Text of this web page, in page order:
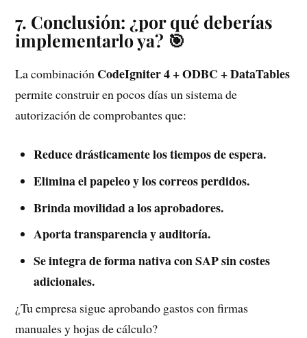
7. Conclusión: ¿por qué deberías
implementarlo ya? 🎯
La combinación CodeIgniter 4 + ODBC + DataTables
permite construir en pocos días un sistema de
autorización de comprobantes que:
Reduce drásticamente los tiempos de espera.
Elimina el papeleo y los correos perdidos.
Brinda movilidad a los aprobadores.
Aporta transparencia y auditoría.
Se integra de forma nativa con SAP sin costes
adicionales.
¿Tu empresa sigue aprobando gastos con firmas
manuales y hojas de cálculo?